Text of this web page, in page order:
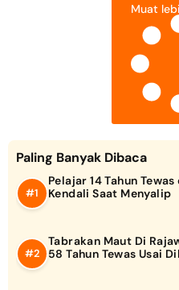
Muat
Paling Banyak Dibaca
Pelajar 14 Tahun
Kendali Saat Menyalip
Tabrakan Maut Di
58 Tahun Tewas Usai